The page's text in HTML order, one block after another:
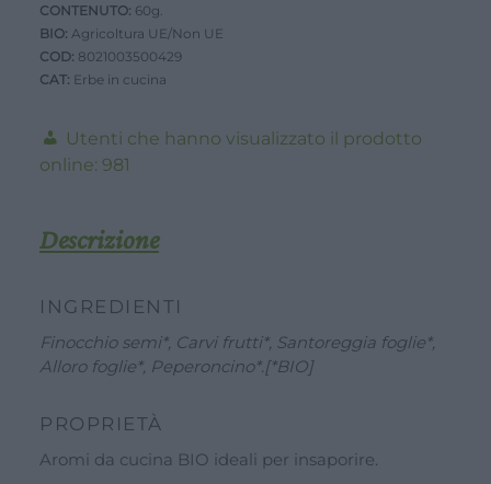
e
Zuppe
-
60g
quantità
CONTENUTO: 60g.
BIO: Agricoltura UE/Non UE
COD: 8021003500429
CAT: Erbe in cucina
Utenti che hanno visualizzato il prodotto
online: 981
Descrizione
INGREDIENTI
Finocchio semi*, Carvi frutti*, Santoreggia foglie*,
Alloro foglie*, Peperoncino*.[*BIO]
PROPRIETÀ
Aromi da cucina BIO ideali per insaporire.